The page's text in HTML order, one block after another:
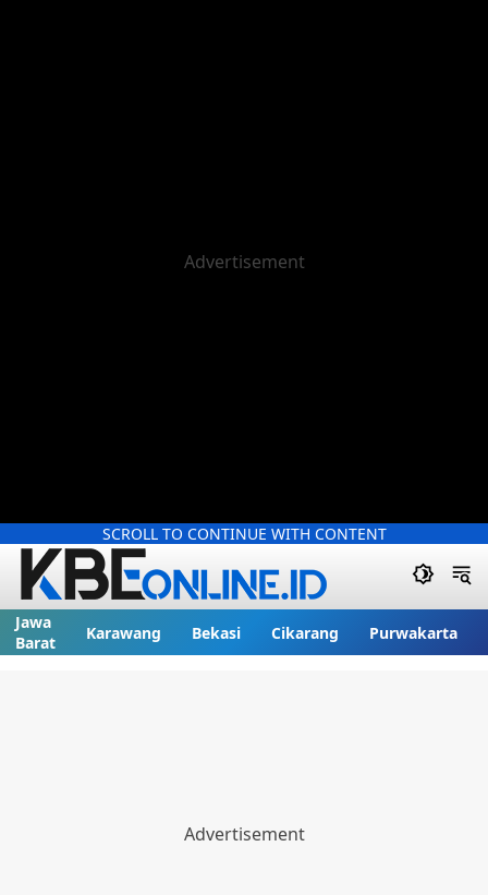
SCROLL TO CONTINUE WITH CONTENT
Jawa
Barat
Karawang Bekasi Cikarang Purwakarta